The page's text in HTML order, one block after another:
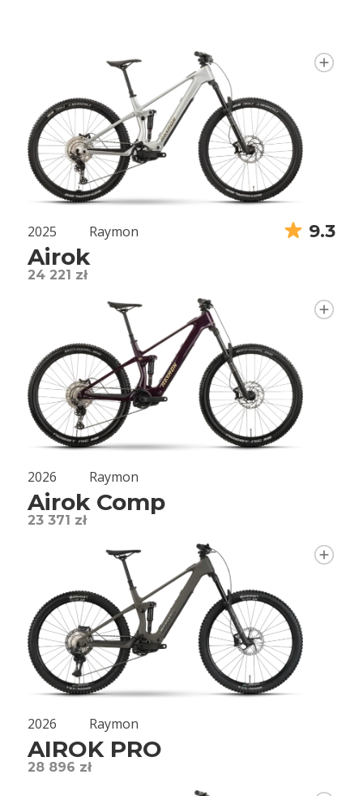
2025 Raymon 9.3
Airok
24 221 zł
2026 Raymon
Airok Comp
23 371 zł
2026 Raymon
AIROK PRO
28 896 zł